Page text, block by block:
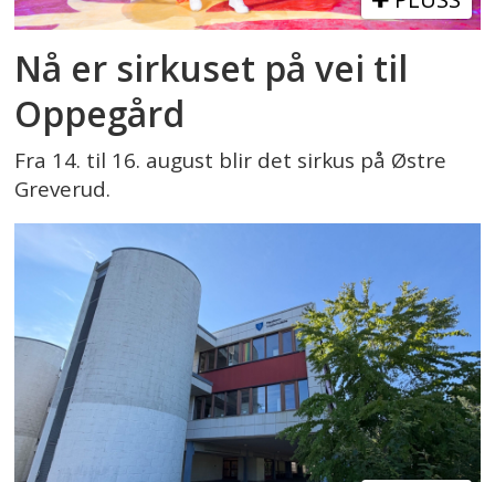
Nå er sirkuset på vei til
Oppegård
Fra 14. til 16. august blir det sirkus på Østre
Greverud.